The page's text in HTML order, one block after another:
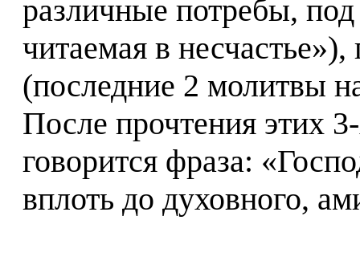
различные потребы,
читаемая в
(последние 2 молитвы
После прочтения этих
говорится фраза:
вплоть до духовного,